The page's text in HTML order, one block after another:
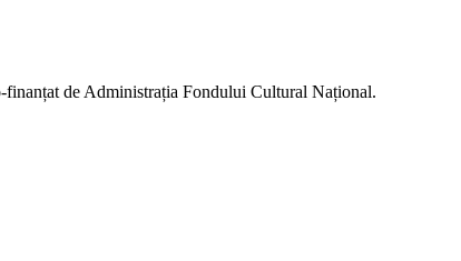
finanțat de Administrația Fondului Cultural Național.